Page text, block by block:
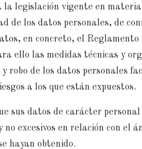
legislación vigente en materia
de los datos personales, de
en concreto, el
ello las medidas técnicas y
robo de los datos personales
a los que están expuestos.
sus datos de carácter
excesivos en relación con el
hayan obtenido.